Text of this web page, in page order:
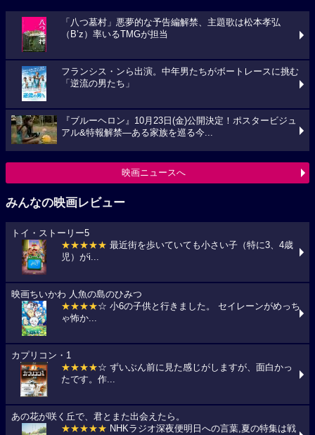
「八つ墓村」悪夢的な予告編解禁、主題歌は松本孝弘
（B’z）率いるTMGが担当
フランシス・ンら出演。中年男たちがボートレースに挑む
「逆流の男たち」
『ブルーヘロン』10月23日(金)公開決定！ポスタービジュ
アル&特報解禁―ある家族を巡る今...
映画ニュースへ
みんなの映画レビュー
トイ・ストーリー5
★★★★★ 最近街を歩いていても小さい子（特に3、4歳
児）がi...
映画ちいかわ 人魚の島のひみつ
★★★★☆ 小6の子供と行きました。 セイレーンがめっち
ゃ怖か...
カプリコン・1
★★★★☆ ずいぶん前に見た感じがしますが、面白かっ
たです。作...
あの花が咲く丘で、君とまた出会えたら。
★★★★★ NHKラジオ深夜便明日への言葉,夏の特集は戦